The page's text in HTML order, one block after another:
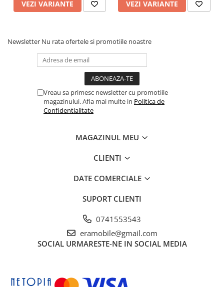
VEZI VARIANTE VEZI VARIANTE
Newsletter Nu rata ofertele si promotiile noastre
Vreau sa primesc newsletter cu promotiile
magazinului. Afla mai multe in Politica de
Confidentialitate
MAGAZINUL MEU
CLIENTI
DATE COMERCIALE
SUPORT CLIENTI
0741553543
eramobile@gmail.com
SOCIAL URMARESTE-NE IN SOCIAL MEDIA